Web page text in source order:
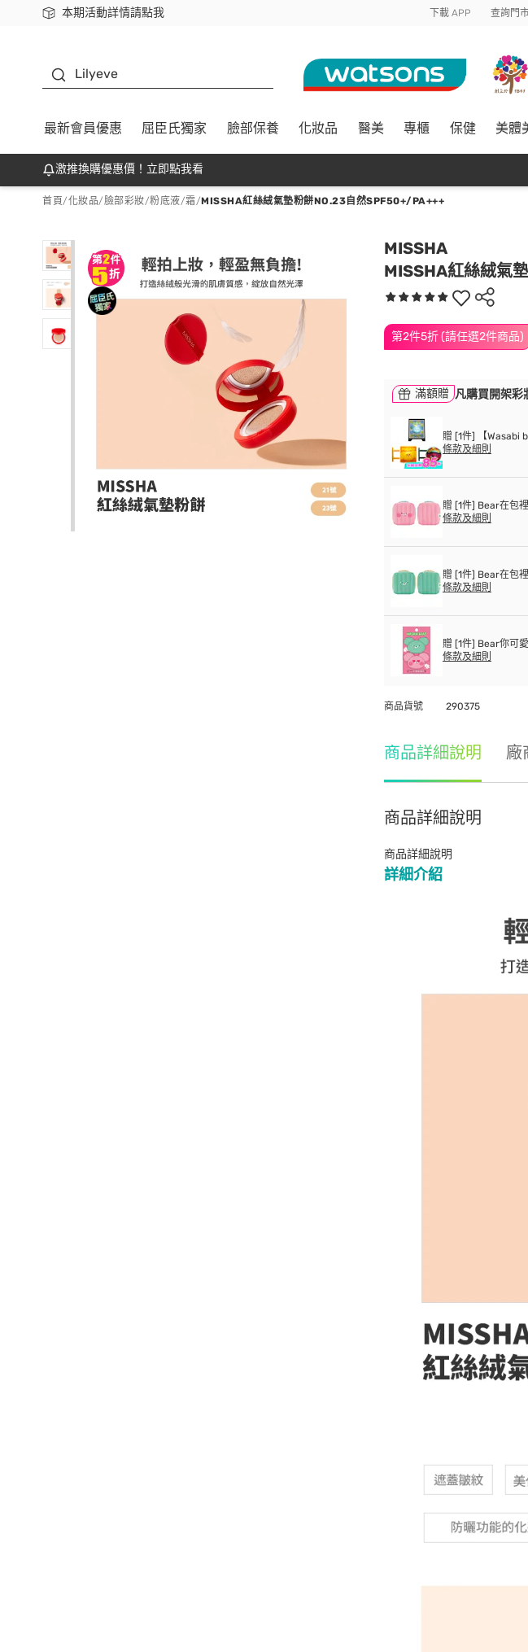
本期活動詳情請點我
下載app最高回饋$350 下載 APP 查詢門
Lilyeve
最新會員優惠 屈臣氏獨家 臉部保養 化妝品 醫美 專櫃 保健 美體
激推換購優惠價！立即點我看
首頁/化妝品/臉部彩妝/粉底液/霜/MISSHA紅絲絨氣墊粉餅NO.23自然SPF50+/PA+++
MISSHA
MISSHA紅絲絨氣
第2件5折 (請任選2件商品)
滿額贈 凡購買開架
贈 [1件] 【Wasabi
條款及細則
贈 [1件] Bear在包
條款及細則
贈 [1件] Bear在包
條款及細則
贈 [1件] Bear你可
條款及細則
商品貨號 290375
商品詳細說明 廠
商品詳細說明
商品詳細說明
詳細介紹